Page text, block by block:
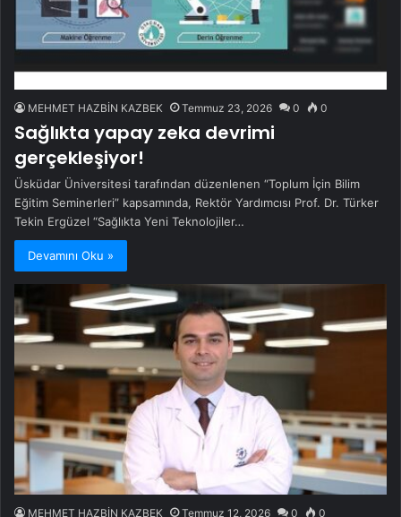
MEHMET HAZBİN KAZBEK Temmuz 23, 2026 0 0
Sağlıkta yapay zeka devrimi
gerçekleşiyor!
Üsküdar Üniversitesi tarafından düzenlenen “Toplum İçin Bilim
Eğitim Seminerleri” kapsamında, Rektör Yardımcısı Prof. Dr. Türker
Tekin Ergüzel “Sağlıkta Yeni Teknolojiler…
Devamını Oku »
MEHMET HAZBİN KAZBEK Temmuz 12, 2026 0 0